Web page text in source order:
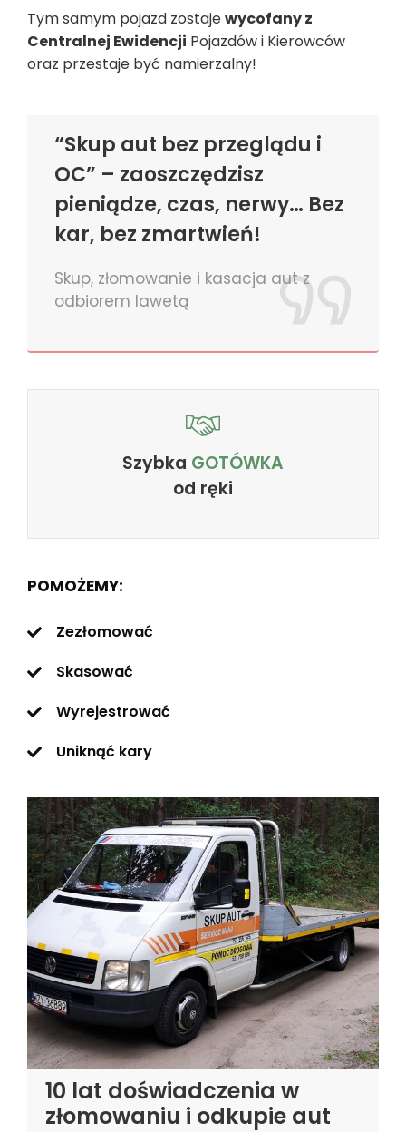
Tym samym pojazd zostajewycofany z
Centralnej Ewidencji Pojazdów i Kierowców
oraz przestaje być namierzalny!
“Skup aut bez przeglądu i
OC” – zaoszczędzisz
pieniądze, czas, nerwy… Bez
kar, bez zmartwień!
Skup, złomowanie i kasacja aut z
odbiorem lawetą
Szybka GOTÓWKA
od ręki
POMOŻEMY:
Zezłomować
Skasować
Wyrejestrować
Uniknąć kary
10 lat doświadczenia w
złomowaniu i odkupie aut